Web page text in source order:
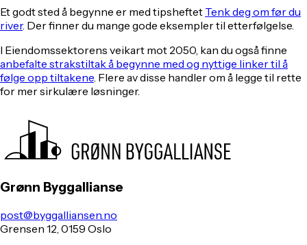
Et godt sted å begynne er med tipsheftet Tenk deg om før du
river. Der finner du mange gode eksempler til etterfølgelse.
I Eiendomssektorens veikart mot 2050, kan du også finne
anbefalte strakstiltak å begynne med og nyttige linker til å
følge opp tiltakene . Flere av disse handler om å legge til rette
for mer sirkulære løsninger.
Grønn Byggallianse
post@byggalliansen.no
Grensen 12, 0159 Oslo